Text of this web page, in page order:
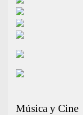
Música y Cine